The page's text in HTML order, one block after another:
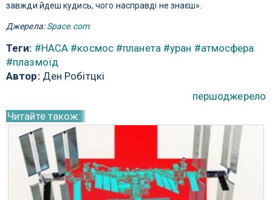
завжди йдеш кудись, чого насправді не знаєш».
Джерела:Space.com
Теги: #НАСА #космос #планета #уран #атмосфера
#плазмоїд
Автор:Ден Робітцкі
першоджерело
Читайте також: